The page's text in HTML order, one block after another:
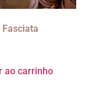
ao carrinho